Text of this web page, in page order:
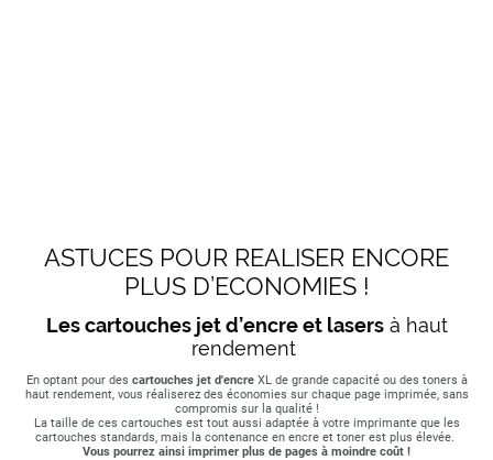
ASTUCES POUR REALISER ENCORE
PLUS D’ECONOMIES !
Les cartouches jet d’encre et lasersà haut
rendement
En optant pour des cartouches jet d'encreXL de grande capacité ou des toners à
haut rendement, vous réaliserez des économies sur chaque page imprimée, sans
compromis sur la qualité !
La taille de ces cartouches est tout aussi adaptée à votre imprimante que les
cartouches standards, mais la contenance en encre et toner est plus élevée.
Vous pourrez ainsi imprimer plus de pages à moindre coût !